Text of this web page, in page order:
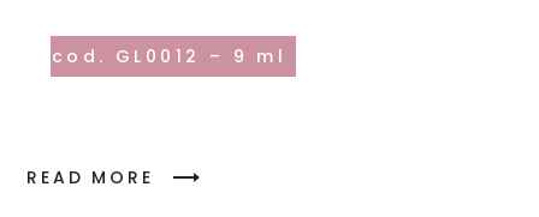
cod. GL0012 – 9 ml
READ MORE